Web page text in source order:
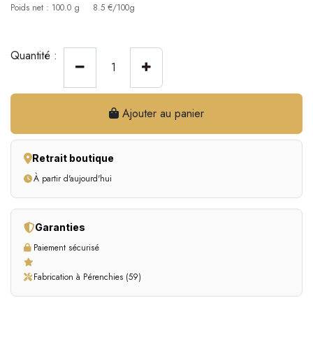
Poids net : 100.0 g 8.5 €/100g
Quantité :
Ajouter au panier
Retrait boutique
À partir d'aujourd'hui
Garanties
Paiement sécurisé
Fabrication à Pérenchies (59)